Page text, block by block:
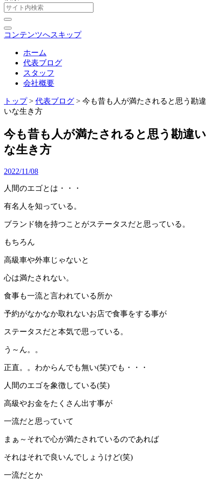
コンテンツへスキップ
ホーム
代表ブログ
スタッフ
会社概要
トップ> 代表ブログ > 今も昔も人が満たされると思う勘違
いな生き方
今も昔も人が満たされると思う勘違い
な生き方
2022/11/08
人間のエゴとは・・・
有名人を知っている。
ブランド物を持つことがステータスだと思っている。
もちろん
高級車や外車じゃないと
心は満たされない。
食事も一流と言われている所か
予約がなかなか取れないお店で食事をする事が
ステータスだと本気で思っている。
う～ん。。
正直。。わからんでも無い(笑)でも・・・
人間のエゴを象徴している(笑)
高級やお金をたくさん出す事が
一流だと思っていて
まぁ～それで心が満たされているのであれば
それはそれで良いんでしょうけど(笑)
一流だとか